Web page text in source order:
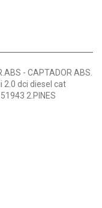
- CAPTADOR ABS.
2.0 dci diesel cat
2.PINES